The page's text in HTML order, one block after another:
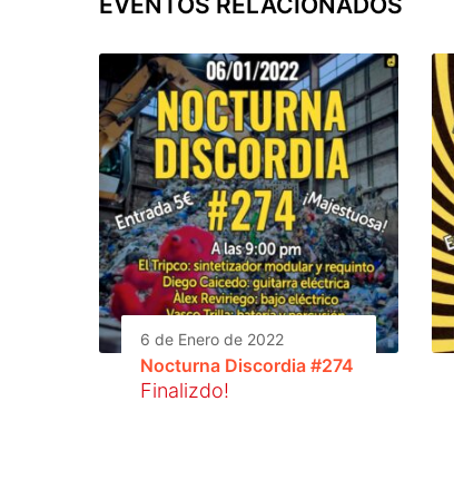
6 de Enero de 2022
Nocturna Discordia #274
Finalizdo!